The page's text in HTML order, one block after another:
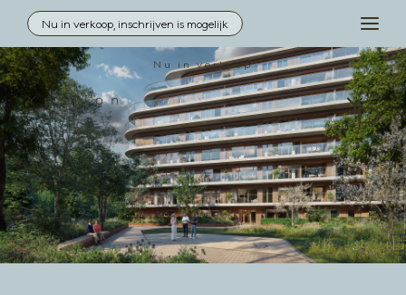
Nu in verkoop, inschrijven is mogelijk MENU
Inloggen Contact
Locatie
Nu in verkoop